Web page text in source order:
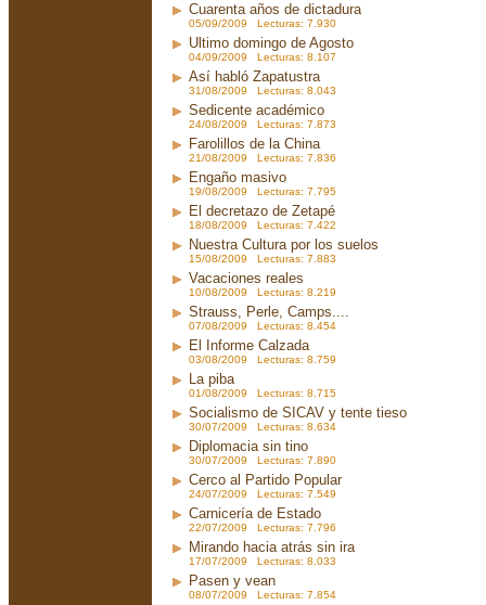
Cuarenta años de dictadura
05/09/2009 Lecturas: 7.930
Ultimo domingo de Agosto
04/09/2009 Lecturas: 8.107
Así habló Zapatustra
31/08/2009 Lecturas: 8.043
Sedicente académico
24/08/2009 Lecturas: 7.873
Farolillos de la China
21/08/2009 Lecturas: 7.836
Engaño masivo
19/08/2009 Lecturas: 7.795
El decretazo de Zetapé
18/08/2009 Lecturas: 7.422
Nuestra Cultura por los suelos
15/08/2009 Lecturas: 7.883
Vacaciones reales
10/08/2009 Lecturas: 8.219
Strauss, Perle, Camps....
07/08/2009 Lecturas: 8.454
El Informe Calzada
03/08/2009 Lecturas: 8.759
La piba
01/08/2009 Lecturas: 8.715
Socialismo de SICAV y tente tieso
30/07/2009 Lecturas: 8.634
Diplomacia sin tino
30/07/2009 Lecturas: 7.890
Cerco al Partido Popular
24/07/2009 Lecturas: 7.549
Carnicería de Estado
22/07/2009 Lecturas: 7.796
Mirando hacia atrás sin ira
17/07/2009 Lecturas: 8.033
Pasen y vean
08/07/2009 Lecturas: 7.854